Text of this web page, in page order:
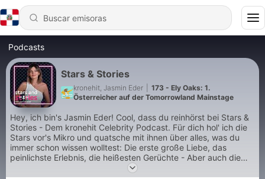
Podcasts
Stars & Stories
kronehit, Jasmin Eder
173 - Ely Oaks: 1.
Österreicher auf der Tomorrowland Mainstage
Hey, ich bin's Jasmin Eder! Cool, dass du reinhörst bei Stars &
Stories - Dem kronehit Celebrity Podcast. Für dich hol' ich die
Stars vor's Mikro und quatsche mit ihnen über alles, was du
immer schon wissen wolltest: Die erste große Liebe, das
peinlichste Erlebnis, die heißesten Gerüchte - Aber auch die
Musik darf hier natürlich nicht fehlen. Hör' gleich mal rein!